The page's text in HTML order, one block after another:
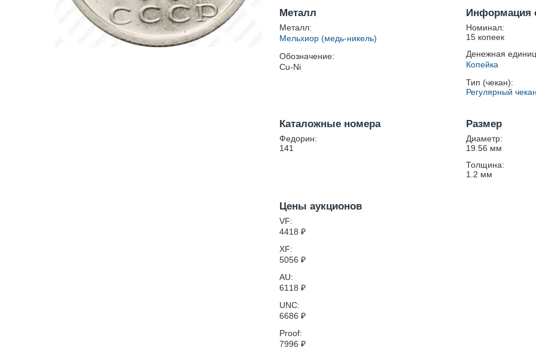
Металл
Металл:
Мельхиор (медь-никель)
Обозначение:
Cu-Ni
Информация
Номинал:
15 копеек
Денежная
Копейка
Тип (чекан):
Регулярный
Каталожные номера
Федорин:
141
Размер
Диаметр:
19.56 мм
Толщина:
1.2 мм
Цены аукционов
VF:
4418 ₽
XF:
5056 ₽
AU:
6118 ₽
UNC:
6686 ₽
Proof:
7996 ₽